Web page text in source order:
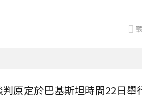
原定於巴基斯坦時間22日舉